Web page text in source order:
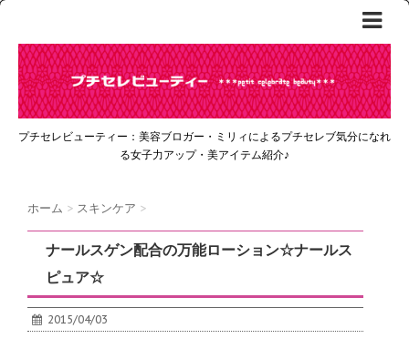
プチセレビューティー：美容ブロガー・ミリィによるプチセレブ気分になれ
る女子力アップ・美アイテム紹介♪
ホーム > スキンケア >
ナールスゲン配合の万能ローション☆ナールス
ピュア☆
2015/04/03